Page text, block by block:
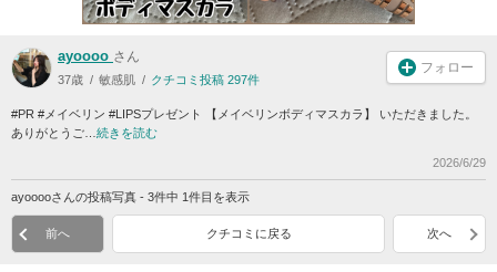
ayoooo さん
37歳 敏感肌 クチコミ投稿 297件
フォロー
#PR #メイベリン #LIPSプレゼント 【メイベリンボディマスカラ】 いただきました。
ありがとうご… 続きを読む
2026/6/29
ayooooさんの投稿写真 - 3件中 1件目を表示
前へ クチコミに戻る 次へ